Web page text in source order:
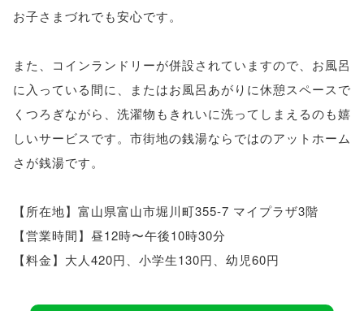
お子さまづれでも安心です。
また、コインランドリーが併設されていますので、お風呂
に入っている間に、またはお風呂あがりに休憩スペースで
くつろぎながら、洗濯物もきれいに洗ってしまえるのも嬉
しいサービスです。市街地の銭湯ならではのアットホーム
さが銭湯です。
【所在地】富山県富山市堀川町355-7 マイプラザ3階
【営業時間】昼12時〜午後10時30分
【料金】大人420円、小学生130円、幼児60円